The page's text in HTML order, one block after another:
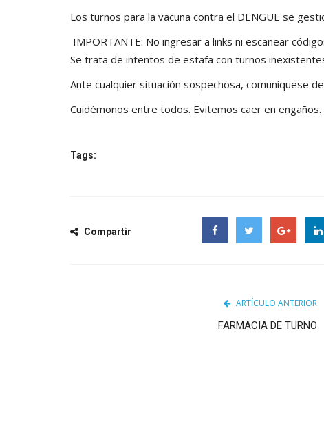
Los turnos para la vacuna contra el DENGUE se
IMPORTANTE: No ingresar a links ni escanear
Se trata de intentos de estafa con turnos
Ante cualquier situación sospechosa, comuníquese
Cuidémonos entre todos. Evitemos caer en engaños.
Tags:
Compartir
ARTÍCULO ANTERIOR
FARMACIA DE TURNO